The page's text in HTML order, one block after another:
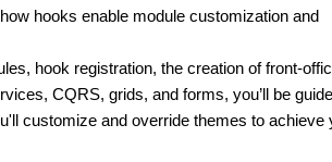
hooks enable module customization and
hook registration, the creation of front-
CQRS, grids, and forms, you’ll be
customize and override themes to achieve